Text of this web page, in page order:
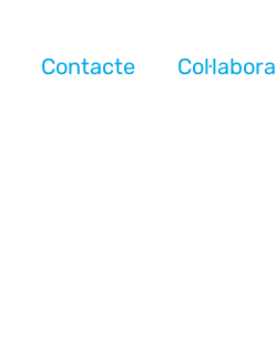
Contacte Col·labora